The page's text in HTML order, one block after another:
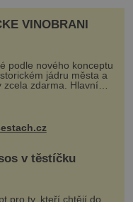
VINOBRANÍ
podle nového konceptu
jádru města a
zcela zdarma. Hlavní
na Karlově a
víno, burčák, pes...
v těstíčku
pro ty, kteří chtějí do